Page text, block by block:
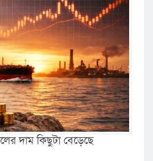
দাম কিছুটা বেড়েছে